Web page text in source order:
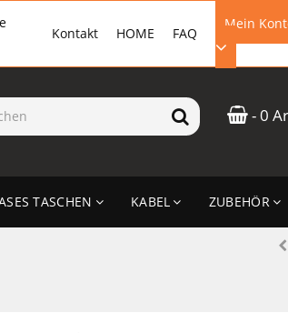
Mein
EMAIL-ADRESSE
ANMELDEN
FAQ
HOME
Kontakt
- 0
TASCHEN KABEL ZUBEHÖR